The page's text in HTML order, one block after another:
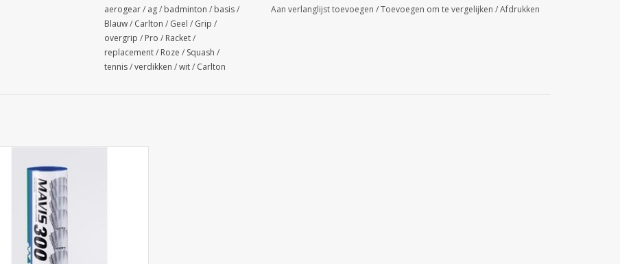
aerogear/ ag/ badminton / basis/
Blauw/ Carlton / Geel / Grip /
overgrip / Pro / Racket/
replacement/ Roze / Squash /
tennis/verdikken /wit/ Carlton
Aan verlanglijst toevoegen /Toevoegen om te vergelijken /Afdrukken
TOEVOEGEN AAN WINKELWAGEN